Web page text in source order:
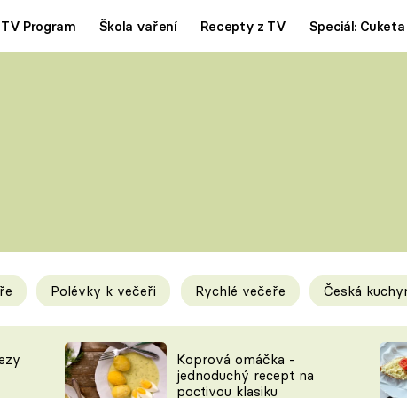
TV Program Škola vaření Recepty z TV Speciál: Cuketa
Tipy a triky
KAM ZA JÍDLEM
Polévky k večeři Rychlé večeře Česká
Koprová omáčka -
jednoduchý recept na
poctivou klasiku